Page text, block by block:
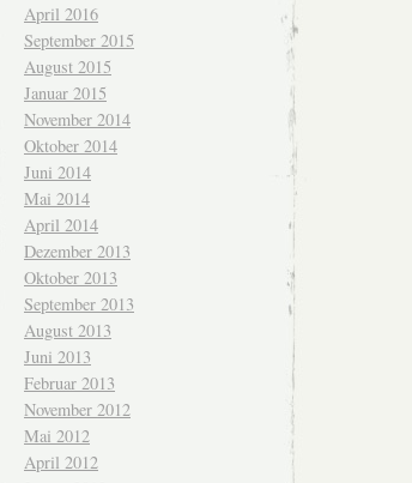
April 2016
September 2015
August 2015
Januar 2015
November 2014
Oktober 2014
Juni 2014
Mai 2014
April 2014
Dezember 2013
Oktober 2013
September 2013
August 2013
Juni 2013
Februar 2013
November 2012
Mai 2012
April 2012